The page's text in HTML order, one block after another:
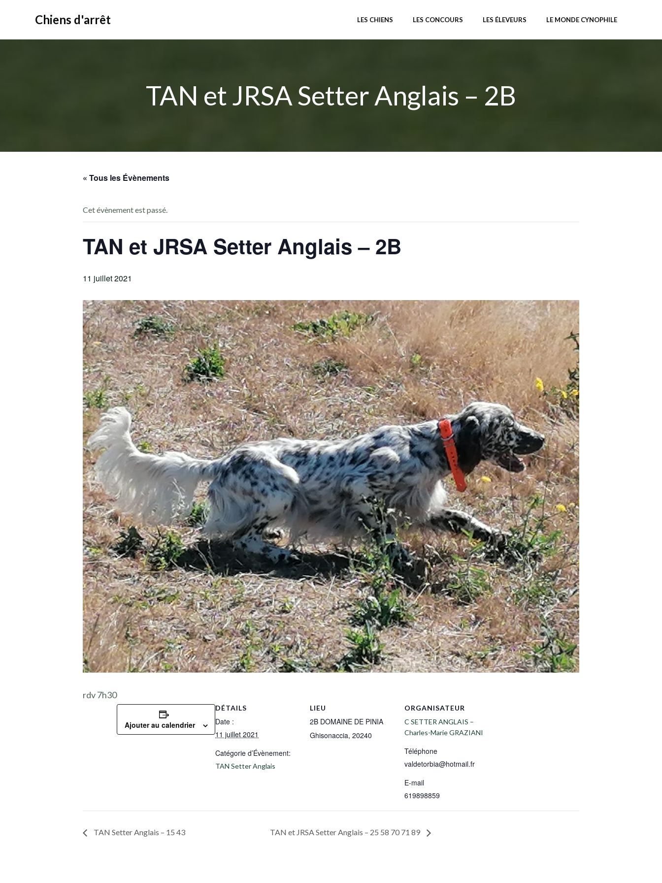
Chiens d'arrêt LES CHIENS LES CONCOURS LES ÉLEVEURS LE MONDE CYNOPHILE
TAN et JRSA Setter Anglais – 2B
« Tous les Évènements
Cet évènement est passé.
TAN et JRSA Setter Anglais – 2B
11 juillet 2021
rdv 7h30
Ajouter au calendrier
DÉTAILS
Date :
11 juillet 2021
Catégorie d’Évènement:
TAN Setter Anglais
LIEU
2B DOMAINE DE PINIA
Ghisonaccia, 20240
ORGANISATEUR
C SETTER ANGLAIS –
Charles-Marie GRAZIANI
Téléphone
valdetorbia@hotmail.fr
E-mail
619898859
TAN Setter Anglais – 15 43 TAN et JRSA Setter Anglais – 25 58 70 71 89